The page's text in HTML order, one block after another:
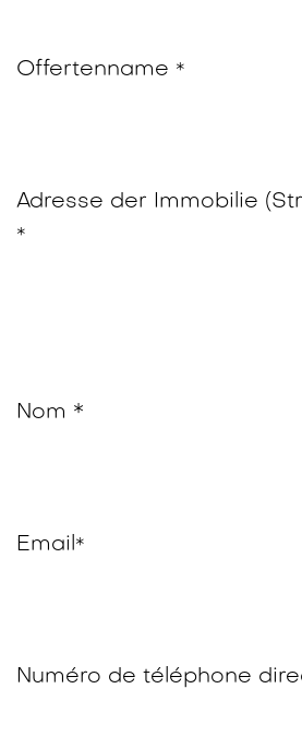
Offertenname *
Adresse der Immobilie
*
Nom *
Email*
Numéro de téléphone